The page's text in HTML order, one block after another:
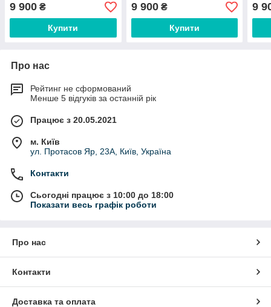
9 900 ₴
Купити
9 900₴
Купити
9
Про нас
Рейтинг не сформований
Менше 5 відгуків за останній рік
Працює з 20.05.2021
м. Київ
ул. Протасов Яр, 23А, Київ, Україна
Контакти
Сьогодні працює з 10:00 до 18:00
Показати весь графік роботи
Про нас
Контакти
Доставка та оплата